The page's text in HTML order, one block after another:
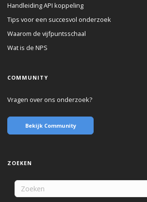
Handleiding API koppeling
Tips voor een succesvol onderzoek
Waarom de vijfpuntsschaal
Wat is de NPS
COMMUNITY
Vragen over ons onderzoek?
Bekijk Community
ZOEKEN